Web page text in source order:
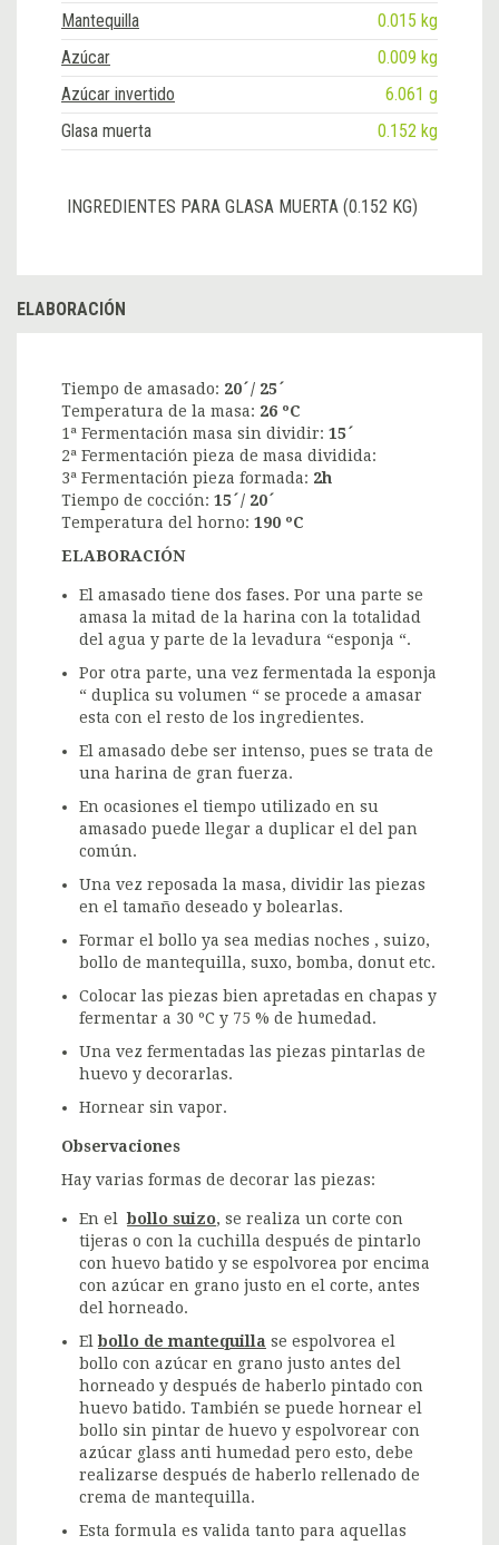
Mantequilla
0.015 kg
Azúcar
0.009 kg
Azúcar invertido
6.061 g
Glasa muerta
0.152 kg
INGREDIENTES PARA GLASA MUERTA (0.152 KG)
ELABORACIÓN
Tiempo de amasado: 20´/ 25´
Temperatura de la masa: 26 ºC
1ª Fermentación masa sin dividir: 15´
2ª Fermentación pieza de masa dividida:
3ª Fermentación pieza formada: 2h
Tiempo de cocción: 15´/ 20´
Temperatura del horno: 190 ºC
ELABORACIÓN
El amasado tiene dos fases. Por una parte se
amasa la mitad de la harina con la totalidad
del agua y parte de la levadura “esponja “.
Por otra parte, una vez fermentada la esponja
“ duplica su volumen “ se procede a amasar
esta con el resto de los ingredientes.
El amasado debe ser intenso, pues se trata de
una harina de gran fuerza.
En ocasiones el tiempo utilizado en su
amasado puede llegar a duplicar el del pan
común.
Una vez reposada la masa, dividir las piezas
en el tamaño deseado y bolearlas.
Formar el bollo ya sea medias noches , suizo,
bollo de mantequilla, suxo, bomba, donut etc.
Colocar las piezas bien apretadas en chapas y
fermentar a 30 ºC y 75 % de humedad.
Una vez fermentadas las piezas pintarlas de
huevo y decorarlas.
Hornear sin vapor.
Observaciones
Hay varias formas de decorar las piezas:
En elbollo suizo, se realiza un corte con
tijeras o con la cuchilla después de pintarlo
con huevo batido y se espolvorea por encima
con azúcar en grano justo en el corte, antes
del horneado.
Elbollo de mantequilla se espolvorea el
bollo con azúcar en grano justo antes del
horneado y después de haberlo pintado con
huevo batido. También se puede hornear el
bollo sin pintar de huevo y espolvorear con
azúcar glass anti humedad pero esto, debe
realizarse después de haberlo rellenado de
crema de mantequilla.
Esta formula es valida tanto para aquellas